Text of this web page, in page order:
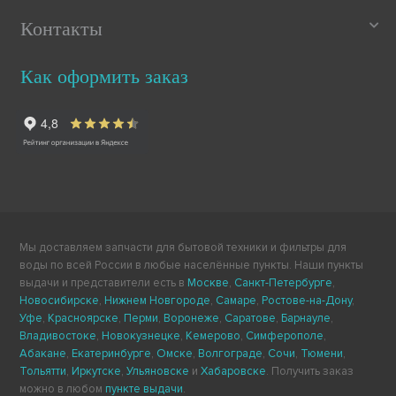
Контакты
Как оформить заказ
Мы доставляем запчасти для бытовой техники и фильтры для
воды по всей России в любые населённые пункты. Наши пункты
выдачи и представители есть в Москве, Санкт-Петербурге,
Новосибирске, Нижнем Новгороде, Самаре, Ростове-на-Дону,
Уфе, Красноярске, Перми, Воронеже, Саратове, Барнауле,
Владивостоке, Новокузнецке, Кемерово, Симферополе,
Абакане, Екатеринбурге, Омске, Волгограде, Сочи, Тюмени,
Тольятти, Иркутске,Ульяновске иХабаровске. Получить заказ
можно в любом пункте выдачи.